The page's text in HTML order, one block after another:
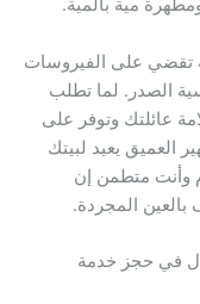
مية بالمية.
تقضي على الفيروسات
الصدر. لما تطلب
عائلتك وتوفر على
العميق يعيد لبيتك
وأنت متطمن إن
المجردة.
في حجز خدمة